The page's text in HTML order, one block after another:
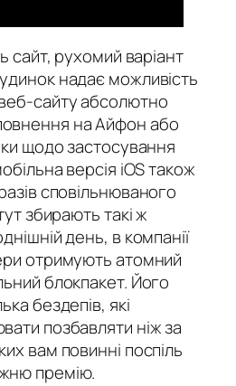
сайт, рухомий варіант
надає можливість
сайту абсолютно
на Айфон або
щодо застосування
версія iOS також
сповільнюваного
збирають такі ж
день, в компанії
отримують атомний
блокпакет. Його
бездепів, які
позбавляти ніж за
вам повинні поспіль
премію.